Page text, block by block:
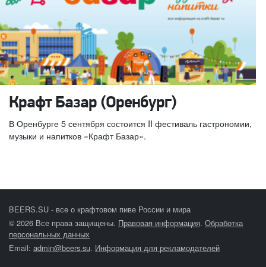
Крафт Базар (Оренбург)
В Оренбурге 5 сентября состоится II фестиваль гастрономии,
музыки и напитков «Крафт Базар».
BEERS.SU - все о крафтовом пиве России и мира
© 2026 Все права защищены. Правовая информация. Обработка
персональных данных
Email: admin@beers.su. Информация для рекламодателей